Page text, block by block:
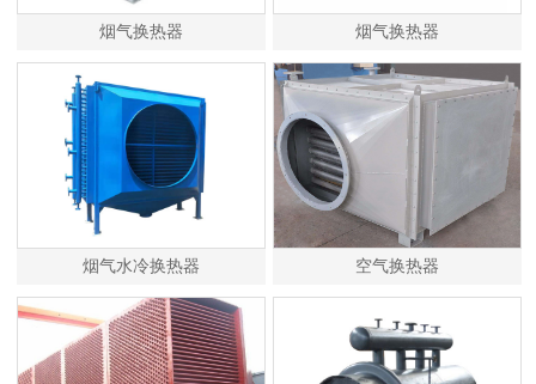
烟气换热器 烟气换热器
烟气水冷换热器 空气换热器